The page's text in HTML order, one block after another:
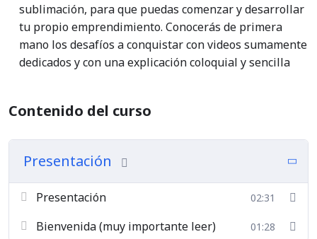
sublimación, para que puedas comenzar y desarrollar
tu propio emprendimiento. Conocerás de primera
mano los desafíos a conquistar con videos sumamente
dedicados y con una explicación coloquial y sencilla
Contenido del curso
Presentación
Presentación 02:31
Bienvenida (muy importante leer) 01:28